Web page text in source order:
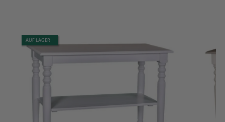
AUF LAGER